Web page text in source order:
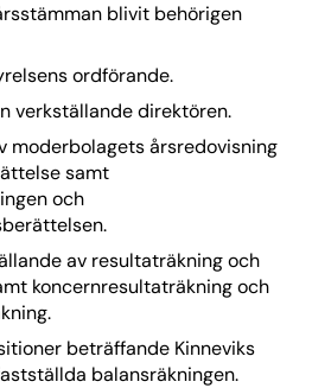
blivit behörigen
ordförande.
verkställande direktören.
moderbolagets årsredovisning
samt
och
av resultaträkning och
koncernresultaträkning och
beträffande Kinneviks
balansräkningen.